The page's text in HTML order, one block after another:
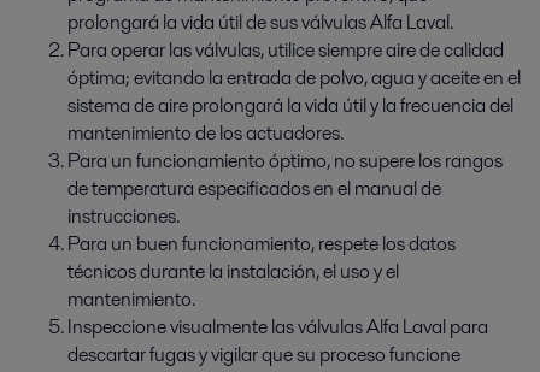
prolongará la vida útil de sus válvulas Alfa Laval.
Para operar las válvulas, utilice siempre aire de calidad
óptima; evitando la entrada de polvo, agua y aceite en el
sistema de aire prolongará la vida útil y la frecuencia del
mantenimiento de los actuadores.
Para un funcionamiento óptimo, no supere los rangos
de temperatura especificados en el manual de
instrucciones.
Para un buen funcionamiento, respete los datos
técnicos durante la instalación, el uso y el
mantenimiento.
Inspeccione visualmente las válvulas Alfa Laval para
descartar fugas y vigilar que su proceso funcione